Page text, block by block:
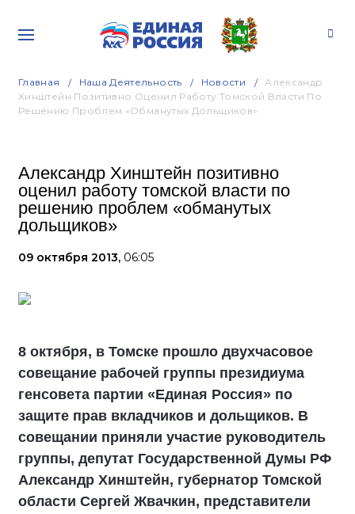
Главная Наша Деятельность Новости
Александр
Хинштейн Позитивно Оценил Работу Томской Власти По
Решению Проблем «обманутых Дольщиков»
Александр Хинштейн позитивно
оценил работу томской власти по
решению проблем «обманутых
дольщиков»
09 октября 2013, 06:05
8 октября, в Томске прошло двухчасовое
совещание рабочей группы президиума
генсовета партии «Единая Россия» по
защите прав вкладчиков и дольщиков. В
совещании приняли участие руководитель
группы, депутат Государственной Думы РФ
Александр Хинштейн, губернатор Томской
области Сергей Жвачкин, представители